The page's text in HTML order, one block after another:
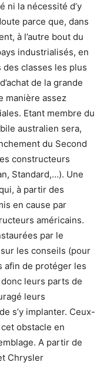
ni la nécessité d’y
parce que, dans
à l’autre bout du
industrialisés, en
classes les plus
de la grande
manière assez
Etant membre du
australien sera,
du Second
constructeurs
Standard,…). Une
à partir des
en cause par
américains.
par le
les conseils (pour
afin de protéger les
leurs parts de
leurs
s’y implanter. Ceux-
obstacle en
A partir de
Chrysler